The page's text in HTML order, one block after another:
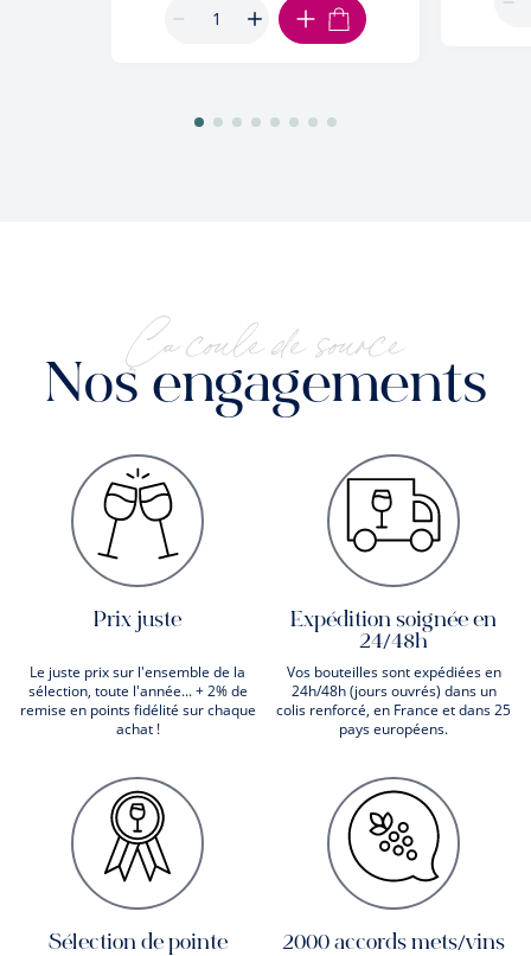
AJOUTER AU PANIER
Ça coule de source
Nos engagements
Prix juste
Le juste prix sur l'ensemble de la
sélection, toute l'année... + 2% de
remise en points fidélité sur chaque
achat !
Expédition soignée en
24/48h
Vos bouteilles sont expédiées en
24h/48h (jours ouvrés) dans un
colis renforcé, en France et dans 25
pays européens.
Sélection de pointe 2000 accords mets/vins